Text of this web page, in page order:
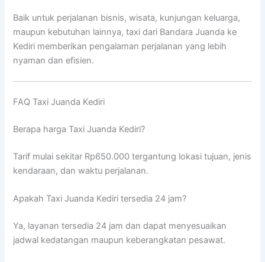
Baik untuk perjalanan bisnis, wisata, kunjungan keluarga,
maupun kebutuhan lainnya, taxi dari Bandara Juanda ke
Kediri memberikan pengalaman perjalanan yang lebih
nyaman dan efisien.
FAQ Taxi Juanda Kediri
Berapa harga Taxi Juanda Kediri?
Tarif mulai sekitar Rp650.000 tergantung lokasi tujuan, jenis
kendaraan, dan waktu perjalanan.
Apakah Taxi Juanda Kediri tersedia 24 jam?
Ya, layanan tersedia 24 jam dan dapat menyesuaikan
jadwal kedatangan maupun keberangkatan pesawat.